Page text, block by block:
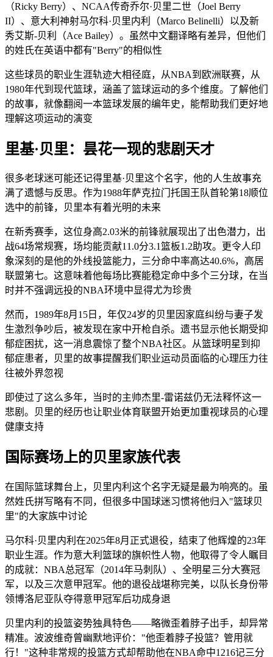
（Ricky Berry）、NCAA传奇乔尔·贝里二世（Joel Berry
II）、意大利神射马尔科·贝里内利（Marco Belinelli）以及新
秀艾斯-贝利（Ace Bailey）。虽然中文翻译略有差异，但他们
的姓氏在英语中都有"Berry"的相似性
这些球员的职业生涯轨迹大相径庭，从NBA到欧洲联赛，从
1980年代到现代篮球，涵盖了篮球运动的多个维度。了解他们
的故事，就像翻阅一本篮球发展的编年史，能帮助我们更好地
理解这项运动的演变
里基·贝里：昙花一现的悲剧天才
很多老球迷可能还记得里基·贝里这个名字，他的人生故事充
满了遗憾与反思。作为1988年萨克拉门托国王队首轮第18顺位
选中的前锋，贝里本有着光明的未来
在新秀赛季，这位身高2.03米的前锋就展现出了出色潜力，出
战64场常规赛，场均能贡献11.0分3.1篮板1.2助攻。更令人印
象深刻的是他的外线投篮能力，三分命中率高达40.6%，高居
联盟第七。这意味着他每场比赛能稳定命中多个三分球，在当
时并不强调远投的NBA环境中显得尤为珍贵
然而，1989年8月15日，年仅24岁的贝里因家庭纠纷与妻子发
生激烈争吵后，被发现在家中开枪自杀。遗书显示他长期受抑
郁症困扰，这一消息震惊了整个NBA社区。从篮球明星到抑
郁症患者，贝里的故事提醒我们职业运动员面临的心理压力往
往被外界忽视
即使过了这么多年，当时的主帅杰里-雷诺兹仍无法释怀这一
悲剧。贝里的经历也让职业体育联盟开始更加重视球员的心理
健康支持
国际赛场上的贝里家族代表
在国际篮球舞台上，贝里内利这个名字无疑是最为响亮的。虽
然姓氏拼写略有不同，但很多中国球迷习惯将他归入"篮球贝
里"的大家族中讨论
马尔科·贝里内利在2025年8月正式退役，结束了他辉煌的23年
职业生涯。作为意大利篮球的旗帜性人物，他取得了令人瞩目
的成就：NBA总冠军（2014年马刺队）、全明星三分大赛冠
军，以及三次意甲冠军。他的退役战堪称完美，以队长身份带
领博洛尼亚队夺得意甲冠军后功成身退
贝里内利的投篮姿势独具特色——略微歪着脖子出手，却异常
精准。波波维奇曾幽默地评价："他歪着脖子投篮？管用就
行！"这种非常规的投篮方式却帮助他在NBA命中1216记三分